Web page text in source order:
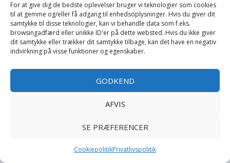
For at give dig de bedste oplevelser bruger vi teknologier som cookies
til at gemme og/eller få adgang til enhedsoplysninger. Hvis du giver dit
samtykke til disse teknologier, kan vi behandle data som f.eks.
browsingadfærd eller unikke ID'er på dette websted. Hvis du ikke giver
dit samtykke eller trækker dit samtykke tilbage, kan det have en negativ
indvirkning på visse funktioner og egenskaber.
GODKEND
AFVIS
SE PRÆFERENCER
CookiepolitikPrivatlivspolitik
Seng
Sengehimmel
Sengetøj - Baby
Sengetøj - Junior